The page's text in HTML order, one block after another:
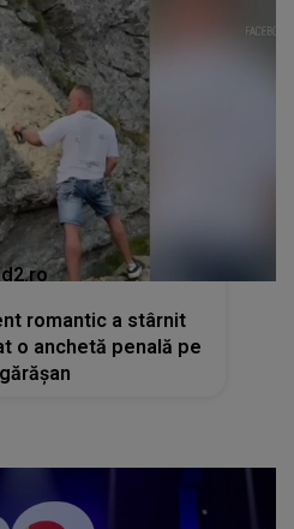
romantic a stârnit
o anchetă penală pe